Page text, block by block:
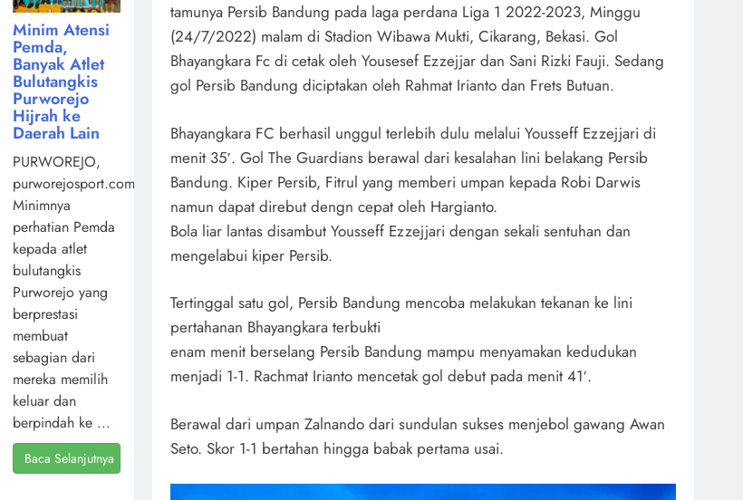
tamunya Persib Bandung pada laga perdana Liga 1 2022-2023, Minggu
(24/7/2022) malam di Stadion Wibawa Mukti, Cikarang, Bekasi. Gol
Bhayangkara Fc di cetak oleh Yousesef Ezzejjar dan Sani Rizki Fauji. Sedang
gol Persib Bandung diciptakan oleh Rahmat Irianto dan Frets Butuan.
Bhayangkara FC berhasil unggul terlebih dulu melalui Yousseff Ezzejjari di
menit 35′. Gol The Guardians berawal dari kesalahan lini belakang Persib
Bandung. Kiper Persib, Fitrul yang memberi umpan kepada Robi Darwis
namun dapat direbut dengn cepat oleh Hargianto.
Bola liar lantas disambut Yousseff Ezzejjari dengan sekali sentuhan dan
mengelabui kiper Persib.
Tertinggal satu gol, Persib Bandung mencoba melakukan tekanan ke lini
pertahanan Bhayangkara terbukti
enam menit berselang Persib Bandung mampu menyamakan kedudukan
menjadi 1-1. Rachmat Irianto mencetak gol debut pada menit 41′.
Berawal dari umpan Zalnando dari sundulan sukses menjebol gawang Awan
Seto. Skor 1-1 bertahan hingga babak pertama usai.
Minim Atensi
Pemda,
Banyak Atlet
Bulutangkis
Purworejo
Hijrah ke
Daerah Lain
PURWOREJO,
purworejosport.com,
Minimnya
perhatian Pemda
kepada atlet
bulutangkis
Purworejo yang
berprestasi
membuat
sebagian dari
mereka memilih
keluar dan
berpindah ke ...
Baca Selanjutnya